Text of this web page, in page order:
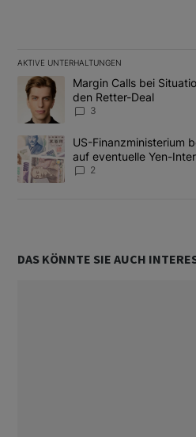
AKTIVE UNTERHALTUNGEN
Das Folgende ist eine Liste der
Ein Trendartikel mit dem Titel
Margin Calls bei
den Retter-Deal
3
Ein Trendartikel mit dem Titel
US-Finanzministerium
auf eventuelle Yen-
2
DAS KÖNNTE SIE AUCH